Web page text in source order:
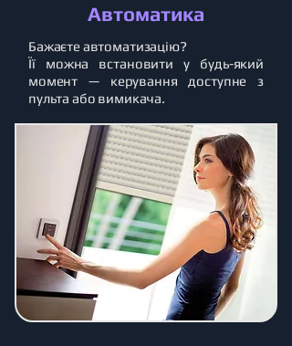
Автоматика
Бажаєте автоматизацію?
Її можна встановити у будь-який
момент — керування доступне з
пульта або вимикача.